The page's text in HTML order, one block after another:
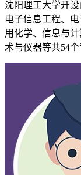
沈阳理工大学开
电子信息工程、
用化学、信息与
术与仪器等共54个